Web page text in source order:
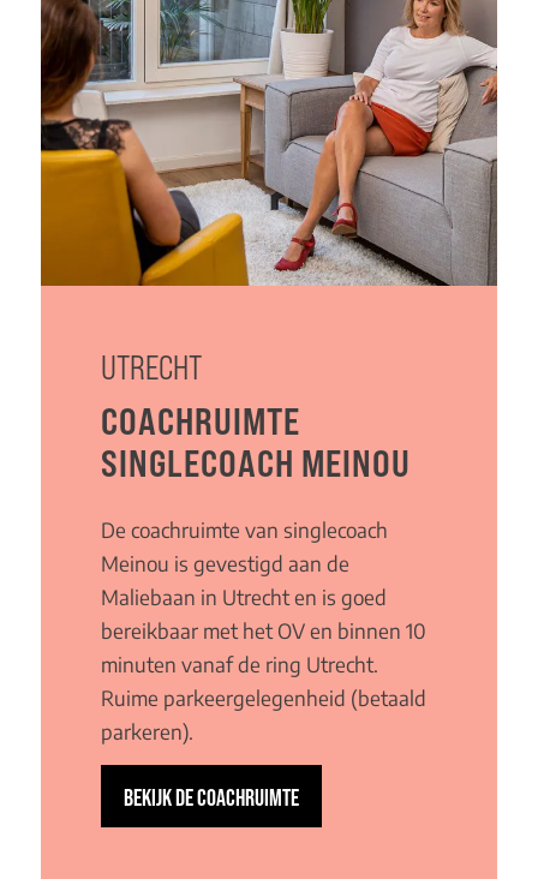
UTRECHT
COACHRUIMTE
SINGLECOACH MEINOU
De coachruimte van singlecoach
Meinou is gevestigd aan de
Maliebaan in Utrecht en is goed
bereikbaar met het OV en binnen 10
minuten vanaf de ring Utrecht.
Ruime parkeergelegenheid (betaald
parkeren).
BEKIJK DE COACHRUIMTE